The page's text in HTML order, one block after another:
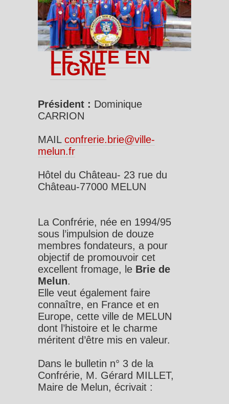
LE SITE EN
LIGNE
Président : Dominique
CARRION
MAIL confrerie.brie@ville-
melun.fr
Hôtel du Château- 23 rue du
Château-77000 MELUN
La Confrérie, née en 1994/95
sous l’impulsion de douze
membres fondateurs, a pour
objectif de promouvoir cet
excellent fromage, le Brie de
Melun.
Elle veut également faire
connaître, en France et en
Europe, cette ville de MELUN
dont l’histoire et le charme
méritent d’être mis en valeur.
Dans le bulletin n° 3 de la
Confrérie, M. Gérard MILLET,
Maire de Melun, écrivait :